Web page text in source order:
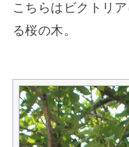
こちらはビクトリ
る桜の木。